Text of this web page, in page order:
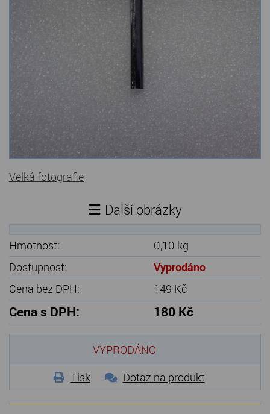
Kamenné stoly, konferenční stolky
Barevné kamenné drti
Štípané kamenné obklady
Dárkové předměty z přírodního kamene
Gabiony, gabionový kámen
Údržba a čištění kamene
Velká fotografie
Další obrázky
Hmotnost:
0,10 kg
Dostupnost:
Vyprodáno
Cena bez DPH:
149 Kč
Cena s DPH: 180 Kč
VYPRODÁNO
Tisk
Dotaz na produkt